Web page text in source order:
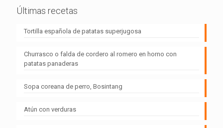
Últimas recetas
Tortilla española de patatas superjugosa
Churrasco o falda de cordero al romero en horno con
patatas panaderas
Sopa coreana de perro, Bosintang
Atún con verduras